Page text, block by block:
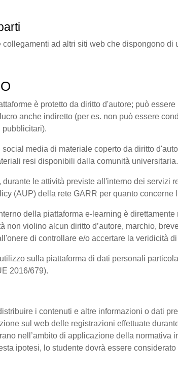
collegamenti ad altri siti web che dispongono di
è protetto da diritto d'autore; può
anche indiretto (per es. non può essere
pubblicitari).
media di materiale coperto da diritto
resi disponibili dalla comunità universitaria.
durante le attività previste all'interno dei
(AUP) della rete GARR per quanto concerne
della piattaforma e-learning è
non violino alcun diritto d’autore, marchio,
di controllare e/o accertare la veridicità
sulla piattaforma di dati personali
2016/679).
i contenuti e altre informazioni o dati
sul web delle registrazioni effettuate
nell’ambito di applicazione della
ipotesi, lo studente dovrà essere